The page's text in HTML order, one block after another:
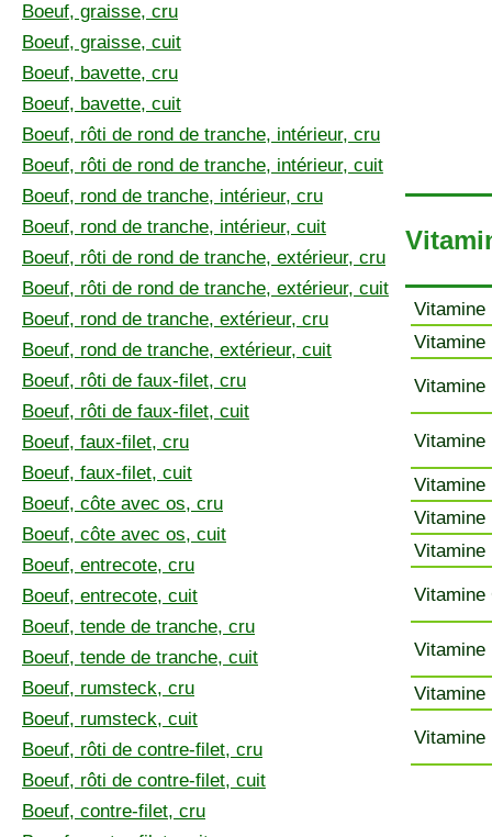
Boeuf, graisse, cru
Boeuf, graisse, cuit
Boeuf, bavette, cru
Boeuf, bavette, cuit
Boeuf, rôti de rond de tranche, intérieur, cru
Boeuf, rôti de rond de tranche, intérieur, cuit
Boeuf, rond de tranche, intérieur, cru
Boeuf, rond de tranche, intérieur, cuit
Boeuf, rôti de rond de tranche, extérieur, cru
Boeuf, rôti de rond de tranche, extérieur, cuit
Boeuf, rond de tranche, extérieur, cru
Boeuf, rond de tranche, extérieur, cuit
Boeuf, rôti de faux-filet, cru
Boeuf, rôti de faux-filet, cuit
Boeuf, faux-filet, cru
Boeuf, faux-filet, cuit
Boeuf, côte avec os, cru
Boeuf, côte avec os, cuit
Boeuf, entrecote, cru
Boeuf, entrecote, cuit
Boeuf, tende de tranche, cru
Boeuf, tende de tranche, cuit
Boeuf, rumsteck, cru
Boeuf, rumsteck, cuit
Boeuf, rôti de contre-filet, cru
Boeuf, rôti de contre-filet, cuit
Boeuf, contre-filet, cru
Vitamine
Vitamine
Vitamine
Vitamine
Vitamine
Vitamine
Vitamine
Vitamine
Vitamine
Vitamine
Vitamine